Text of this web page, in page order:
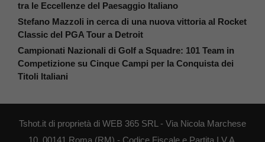
tra le Eccellenze del Paesaggio Italiano
Stefano Mazzoli in cerca di una nuova vittoria al Rocket
Classic del PGA Tour a Detroit
Campionati Nazionali di Golf a Squadre: 101 Team in
Competizione su Cinque Campi per la Conquista dei
Titoli Italiani
Tshot.it di proprietà di WEB 365 SRL - Via Nicola Marchese